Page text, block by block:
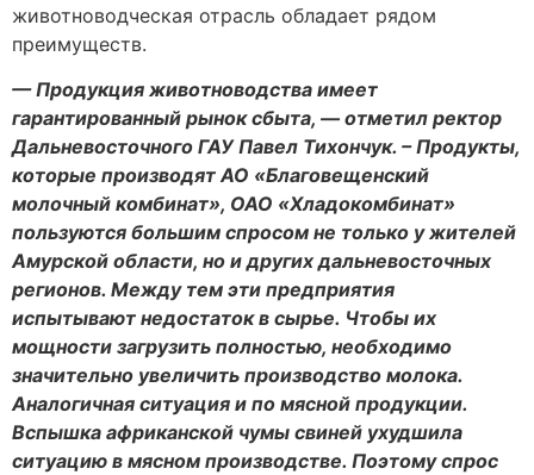
животноводческая отрасль обладает рядом
преимуществ.
— Продукция животноводства имеет
гарантированный рынок сбыта, — отметил ректор
Дальневосточного ГАУ Павел Тихончук. – Продукты,
которые производят АО «Благовещенский
молочный комбинат», ОАО «Хладокомбинат»
пользуются большим спросом не только у жителей
Амурской области, но и других дальневосточных
регионов. Между тем эти предприятия
испытывают недостаток в сырье. Чтобы их
мощности загрузить полностью, необходимо
значительно увеличить производство молока.
Аналогичная ситуация и по мясной продукции.
Вспышка африканской чумы свиней ухудшила
ситуацию в мясном производстве. Поэтому спрос